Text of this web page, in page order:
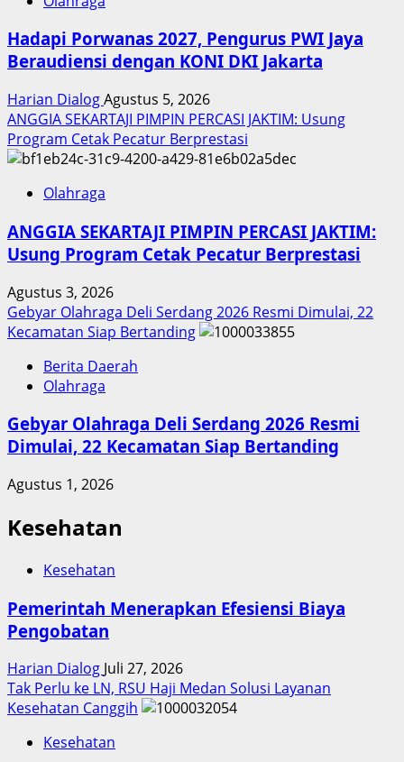
Hadapi Porwanas 2027, Pengurus PWI Jaya
Beraudiensi dengan KONI DKI Jakarta
Harian DialogAgustus 5, 2026
ANGGIA SEKARTAJI PIMPIN PERCASI JAKTIM: Usung
Program Cetak Pecatur Berprestasi
Olahraga
ANGGIA SEKARTAJI PIMPIN PERCASI JAKTIM:
Usung Program Cetak Pecatur Berprestasi
Agustus 3, 2026
Gebyar Olahraga Deli Serdang 2026 Resmi Dimulai, 22
Kecamatan Siap Bertanding
Berita Daerah
Olahraga
Gebyar Olahraga Deli Serdang 2026 Resmi
Dimulai, 22 Kecamatan Siap Bertanding
Agustus 1, 2026
Kesehatan
Kesehatan
Pemerintah Menerapkan Efesiensi Biaya
Pengobatan
Harian Dialog Juli 27, 2026
Tak Perlu ke LN, RSU Haji Medan Solusi Layanan
Kesehatan Canggih
Kesehatan